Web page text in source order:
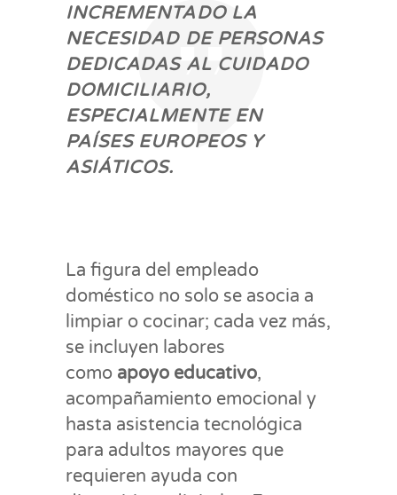
INCREMENTADO LA
NECESIDAD DE PERSONAS
DEDICADAS AL CUIDADO
DOMICILIARIO,
ESPECIALMENTE EN
PAÍSES EUROPEOS Y
ASIÁTICOS.
La figura del empleado
doméstico no solo se asocia a
limpiar o cocinar; cada vez más,
se incluyen labores
como apoyo educativo,
acompañamiento emocional y
hasta asistencia tecnológica
para adultos mayores que
requieren ayuda con